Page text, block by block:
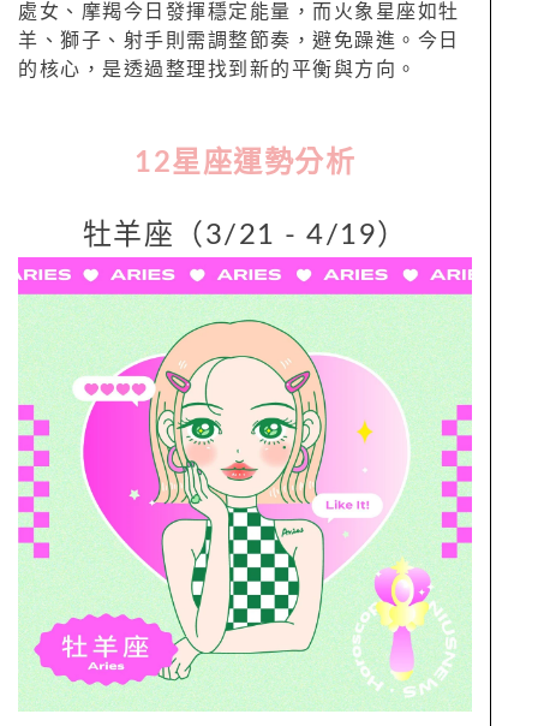
處女、摩羯今日發揮穩定能量，而火象星座如牡
羊、獅子、射手則需調整節奏，避免躁進。今日
的核心，是透過整理找到新的平衡與方向。
12星座運勢分析
牡羊座（3/21 - 4/19）